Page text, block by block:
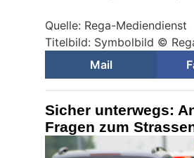
Quelle: Rega-Mediendienst
Titelbild: Symbolbild ©
Mail
Sicher unterwegs:
Fragen zum